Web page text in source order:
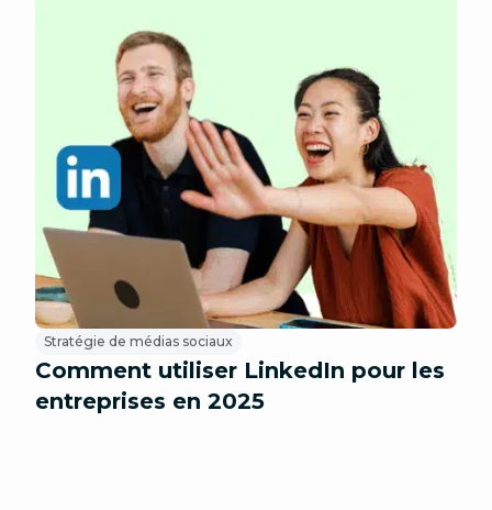
Stratégie de médias sociaux
Comment utiliser LinkedIn pour les
entreprises en 2025